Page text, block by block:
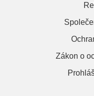
Zákon o